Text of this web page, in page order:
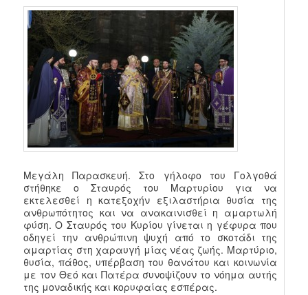
Μεγάλη Παρασκευή. Στο γήλοφο του Γολγοθά
στήθηκε ο Σταυρός του Μαρτυρίου για να
εκτελεσθεί η κατεξοχήν εξιλαστήρια θυσία της
ανθρωπότητος και να ανακαινισθεί η αμαρτωλή
φύση. Ο Σταυρός του Κυρίου γίνεται η γέφυρα που
οδηγεί την ανθρώπινη ψυχή από το σκοτάδι της
αμαρτίας στη χαραυγή μίας νέας ζωής. Μαρτύριο,
θυσία, πάθος, υπέρβαση του θανάτου και κοινωνία
με τον Θεό και Πατέρα συνοψίζουν το νόημα αυτής
της μοναδικής και κορυφαίας εσπέρας.